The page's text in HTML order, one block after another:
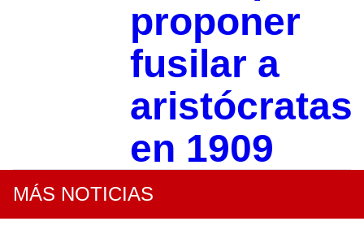
proponer
fusilar a
aristócratas
en 1909
MÁS NOTICIAS